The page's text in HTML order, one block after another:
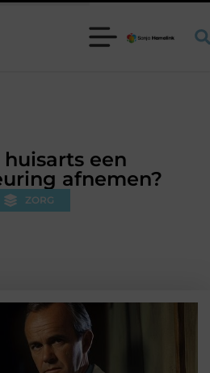
een
afnemen?
ZORG